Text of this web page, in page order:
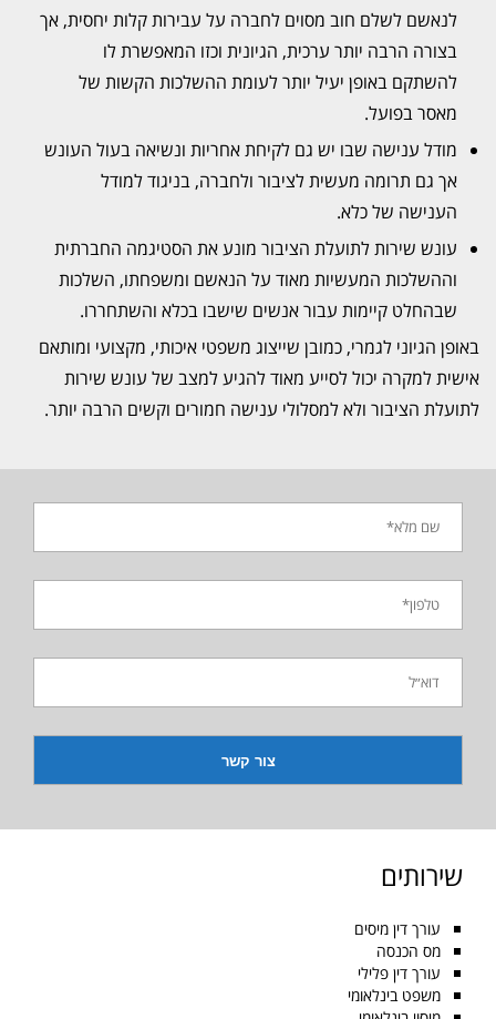
לנאשם לשלם חוב מסוים לחברה על עבירות קלות יחסית, אך
בצורה הרבה יותר ערכית, הגיונית וכזו המאפשרת לו
להשתקם באופן יעיל יותר לעומת ההשלכות הקשות של
מאסר בפועל.
מודל ענישה שבו יש גם לקיחת אחריות ונשיאה בעול העונש
אך גם תרומה מעשית לציבור ולחברה, בניגוד למודל
הענישה של כלא.
עונש שירות לתועלת הציבור מונע את הסטיגמה החברתית
וההשלכות המעשיות מאוד על הנאשם ומשפחתו, השלכות
שבהחלט קיימות עבור אנשים שישבו בכלא והשתחררו.
באופן הגיוני לגמרי, כמובן שייצוג משפטי איכותי, מקצועי ומותאם
אישית למקרה יכול לסייע מאוד להגיע למצב של עונש שירות
לתועלת הציבור ולא למסלולי ענישה חמורים וקשים הרבה יותר.
שירותים
עורך דין מיסים
מס הכנסה
עורך דין פלילי
משפט בינלאומי